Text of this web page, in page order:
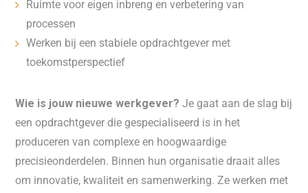
Ruimte voor eigen inbreng en verbetering van
processen
Werken bij een stabiele opdrachtgever met
toekomstperspectief
Wie is jouw nieuwe werkgever?Je gaat aan de slag bij
een opdrachtgever die gespecialiseerd is in het
produceren van complexe en hoogwaardige
precisieonderdelen. Binnen hun organisatie draait alles
om innovatie, kwaliteit en samenwerking. Ze werken met